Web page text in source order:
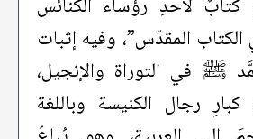
كتابٌ لأحدِ رؤساء الكنائس
المقدّس”، وفيه إثبات
ﷺ في التوراة والإنجيل،
رجال الكنيسة وباللغة